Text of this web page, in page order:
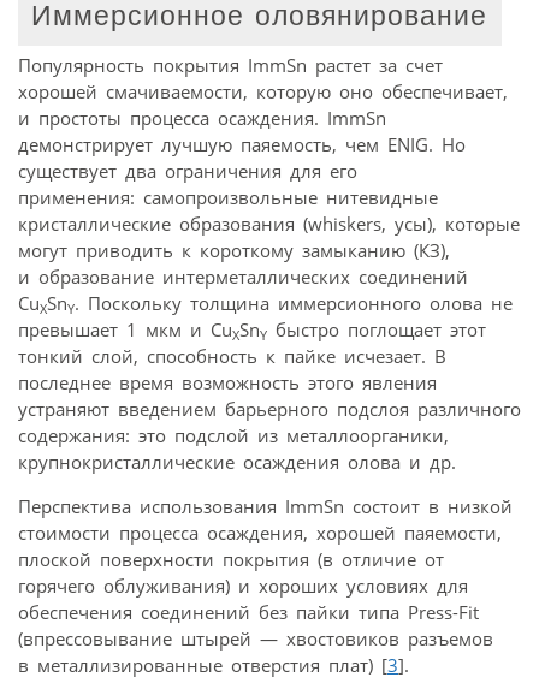
Иммерсионное оловянирование
Популярность покрытия ImmSn растет за счет
хорошей смачиваемости, которую оно обеспечивает,
и простоты процесса осаждения. ImmSn
демонстрирует лучшую паяемость, чем ENIG. Но
существует два ограничения для его
применения: самопроизвольные нитевидные
кристаллические образования (whiskers, усы), которые
могут приводить к короткому замыканию (КЗ),
и образование интерметаллических соединений
CuXSnY. Поскольку толщина иммерсионного олова не
превышает 1 мкм и CuXSnY быстро поглощает этот
тонкий слой, способность к пайке исчезает. В
последнее время возможность этого явления
устраняют введением барьерного подслоя различного
содержания: это подслой из металлоорганики,
крупнокристаллические осаждения олова и др.
Перспектива использования ImmSn состоит в низкой
стоимости процесса осаждения, хорошей паяемости,
плоской поверхности покрытия (в отличие от
горячего облуживания) и хороших условиях для
обеспечения соединений без пайки типа Press-Fit
(впрессовывание штырей — хвостовиков разъемов
в металлизированные отверстия плат) [3].